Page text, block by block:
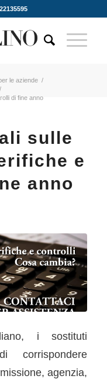
le aziende /
/
di fine anno
sulle
e
anno
i sostituti
corrispondere
agenzia,